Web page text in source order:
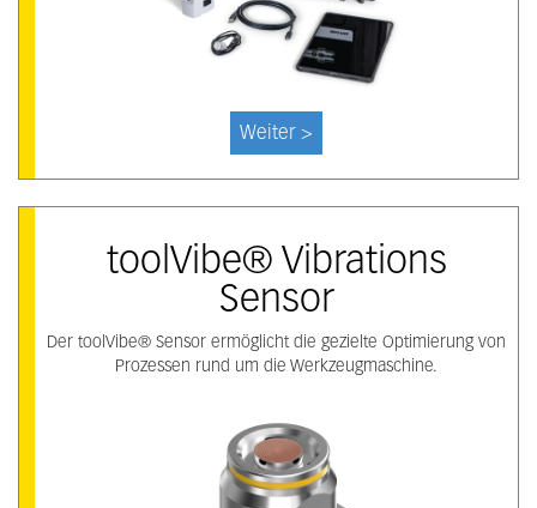
Weiter >
toolVibe® Vibrations
Sensor
Der toolVibe® Sensor ermöglicht die gezielte Optimierung von
Prozessen rund um die Werkzeugmaschine.